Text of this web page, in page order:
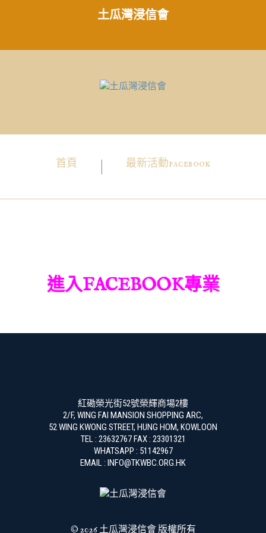
首頁 最新活動facebook
進入FACEBOOK專業
紅磡榮光街52號榮輝商場2樓
2/F, WING FAI MANSION SHOPPING ARC,
52 WING KWONG STREET, HUNG HOM, KOWLOON
TEL : 23632767 FAX : 23301321
WHATSAPP : 51142967
EMAIL : INFO@TKWBC.ORG.HK
© 2026 土瓜灣浸信會 版權所有
土瓜灣浸信會